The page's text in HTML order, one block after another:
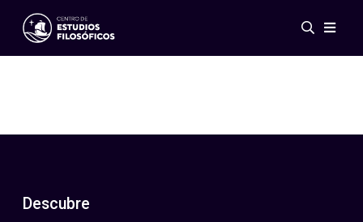
Eventos
ES
EN
Descubre